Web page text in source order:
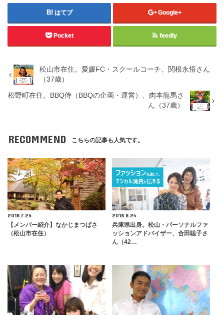
はてブ Google+
Pocket feedly
松山市在住。愛媛FC・スクールコーチ、関根永悟さん
（37歳）
松野町在住。BBQ侍（BBQの企画・運営）、肉本龍馬さ
ん（37歳）
RECOMMEND こちらの記事も人気です。
2018.7.25
【メンバー紹介】なかじまつばさ
（松山市在住）
2018.8.24
兵庫県出身。松山・パーソナルファ
ッションアドバイザー、合田聡子さ
ん（42…